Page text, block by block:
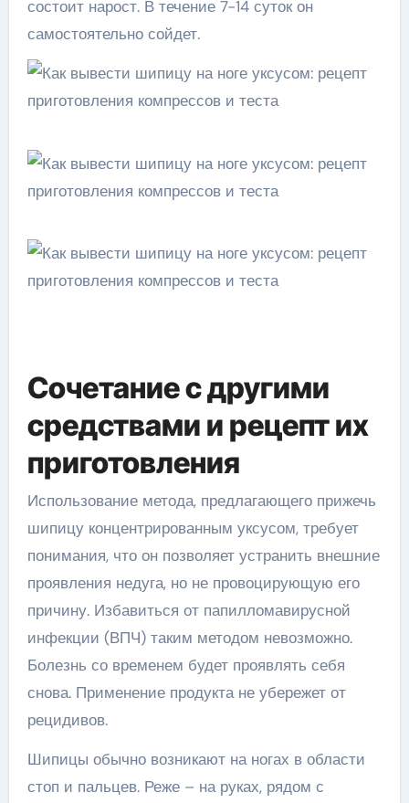
состоит нарост. В течение 7-14 суток он
самостоятельно сойдет.
Сочетание с другими
средствами и рецепт их
приготовления
Использование метода, предлагающего прижечь
шипицу концентрированным уксусом, требует
понимания, что он позволяет устранить внешние
проявления недуга, но не провоцирующую его
причину. Избавиться от папилломавирусной
инфекции (ВПЧ) таким методом невозможно.
Болезнь со временем будет проявлять себя
снова. Применение продукта не убережет от
рецидивов.
Шипицы обычно возникают на ногах в области
стоп и пальцев. Реже – на руках, рядом с